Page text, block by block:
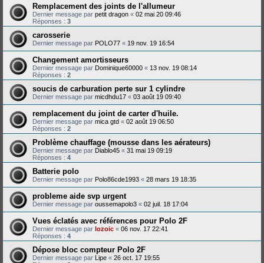
Remplacement des joints de l'allumeur
Dernier message par petit dragon « 02 mai 20 09:46
Réponses : 3
carosserie
Dernier message par POLO77 « 19 nov. 19 16:54
Changement amortisseurs
Dernier message par Dominique60000 « 13 nov. 19 08:14
Réponses : 2
soucis de carburation perte sur 1 cylindre
Dernier message par micdhdu17 « 03 août 19 09:40
remplacement du joint de carter d'huile.
Dernier message par mica gtd « 02 août 19 06:50
Réponses : 2
Problème chauffage (mousse dans les aérateurs)
Dernier message par Diablo45 « 31 mai 19 09:19
Réponses : 4
Batterie polo
Dernier message par Polo86cde1993 « 28 mars 19 18:35
probleme aide svp urgent
Dernier message par oussemapolo3 « 02 juil. 18 17:04
Vues éclatés avec références pour Polo 2F
Dernier message par lozoic « 06 nov. 17 22:41
Réponses : 4
Dépose bloc compteur Polo 2F
Dernier message par Lipe « 26 oct. 17 19:55